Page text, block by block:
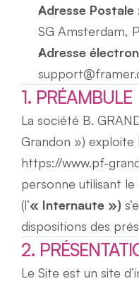
Adresse Postale
SG Amsterdam,
Adresse
support
1. PRÉAMBULE
La société B.
Grandon »)
https://www.pf-
personne utilisant le
(l’« Internaute »)
dispositions des
2.
Le Site est un site